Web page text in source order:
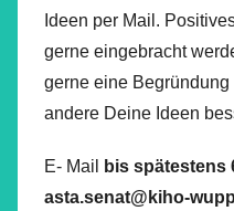
Ideen per Mail.
gerne eingebracht
gerne eine
andere Deine Ideen
E- Mail bis spätestens
asta.senat@kiho-